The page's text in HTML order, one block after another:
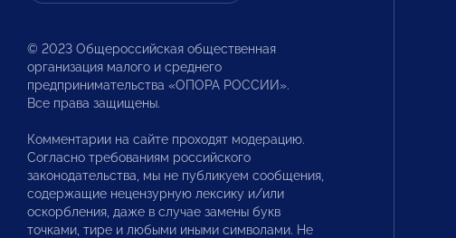
© 2023 Общероссийская общественная
организация малого и среднего
предпринимательства «ОПОРА РОССИИ».
Все права защищены.
Комментарии на сайте проходят модерацию.
Согласно требованиям российского
законодательства, мы не публикуем сообщения,
содержащие нецензурную лексику и/или
оскорбления, даже в случае замены букв
точками, тире и любыми иными символами. Не